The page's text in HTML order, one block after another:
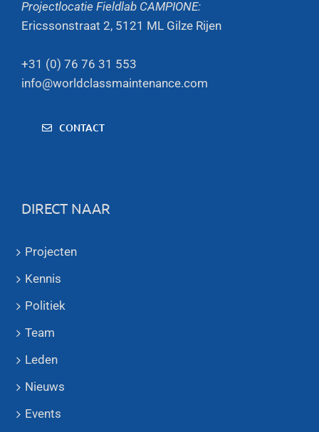
Projectlocatie Fieldlab CAMPIONE:
Ericssonstraat 2, 5121 ML Gilze Rijen
+31 (0) 76 76 31 553
info@worldclassmaintenance.com
CONTACT
DIRECT NAAR
Projecten
Kennis
Politiek
Team
Leden
Nieuws
Events